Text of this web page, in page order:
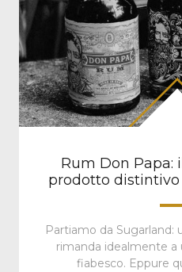
Rum Don Papa:
prodotto distintivo
Partiamo da Sugarland:
rimanda idealmente
fiabesco. Eppure